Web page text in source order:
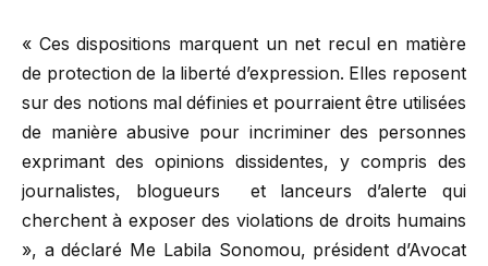
« Ces dispositions marquent un net recul en matière
de protection de la liberté d’expression. Elles reposent
sur des notions mal définies et pourraient être utilisées
de manière abusive pour incriminer des personnes
exprimant des opinions dissidentes, y compris des
journalistes, blogueurs et lanceurs d’alerte qui
cherchent à exposer des violations de droits humains
», a déclaré Me Labila Sonomou, président d’Avocat